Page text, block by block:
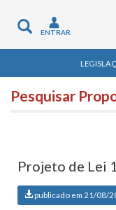
Toggle
navigation
ENTRAR
Pesquisar
Projeto de Lei
publicado em 21/08/